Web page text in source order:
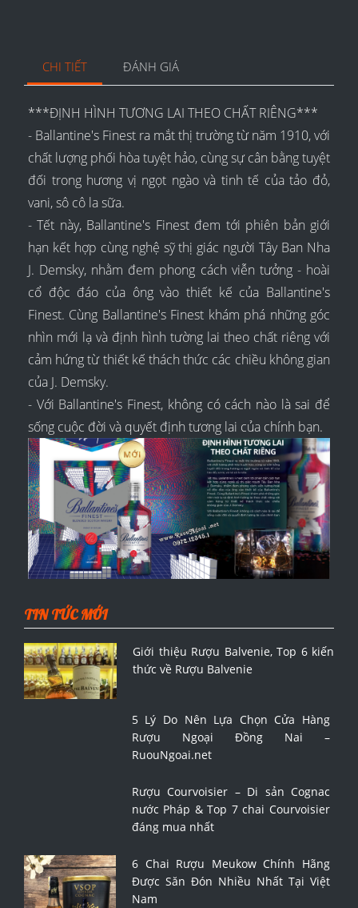
CHI TIẾT ĐÁNH GIÁ
***ĐỊNH HÌNH TƯƠNG LAI THEO CHẤT RIÊNG***
- Ballantine's Finest ra mắt thị trường từ năm 1910, với
chất lượng phối hòa tuyệt hảo, cùng sự cân bằng tuyệt
đối trong hương vị ngọt ngào và tinh tế của tảo đỏ,
vani, sô cô la sữa.
- Tết này, Ballantine's Finest đem tới phiên bản giới
hạn kết hợp cùng nghệ sỹ thị giác người Tây Ban Nha
J. Demsky, nhằm đem phong cách viễn tưởng - hoài
cổ độc đáo của ông vào thiết kế của Ballantine's
Finest. Cùng Ballantine's Finest khám phá những góc
nhìn mới lạ và định hình tường lai theo chất riêng với
cảm hứng từ thiết kế thách thức các chiều không gian
của J. Demsky.
- Với Ballantine's Finest, không có cách nào là sai để
sống cuộc đời và quyết định tương lai của chính bạn.
TIN TỨC MỚI
Giới thiệu Rượu Balvenie, Top 6 kiến
thức về Rượu Balvenie
5 Lý Do Nên Lựa Chọn Cửa Hàng
Rượu Ngoại Đồng Nai –
RuouNgoai.net
Rượu Courvoisier – Di sản Cognac
nước Pháp & Top 7 chai Courvoisier
đáng mua nhất
6 Chai Rượu Meukow Chính Hãng
Được Săn Đón Nhiều Nhất Tại Việt
Nam